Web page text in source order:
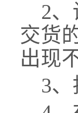
2
交货
出现
3